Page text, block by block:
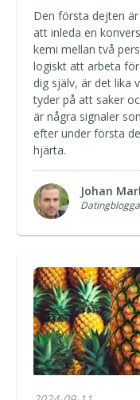
Den första dejten
att inleda en
kemi mellan två
logiskt att arbeta
dig själv, är det lika
tyder på att saker
är några signaler
efter under första
hjärta.
Johan